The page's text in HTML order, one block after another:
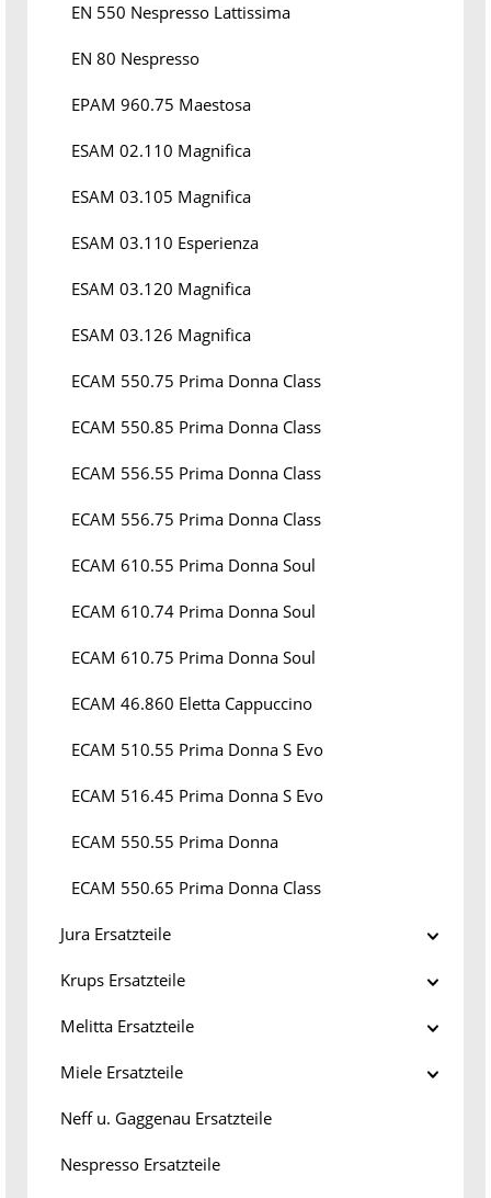
EN 550 Nespresso Lattissima
EN 80 Nespresso
EPAM 960.75 Maestosa
ESAM 02.110 Magnifica
ESAM 03.105 Magnifica
ESAM 03.110 Esperienza
ESAM 03.120 Magnifica
ESAM 03.126 Magnifica
ECAM 550.75 Prima Donna Class
ECAM 550.85 Prima Donna Class
ECAM 556.55 Prima Donna Class
ECAM 556.75 Prima Donna Class
ECAM 610.55 Prima Donna Soul
ECAM 610.74 Prima Donna Soul
ECAM 610.75 Prima Donna Soul
ECAM 46.860 Eletta Cappuccino
ECAM 510.55 Prima Donna S Evo
ECAM 516.45 Prima Donna S Evo
ECAM 550.55 Prima Donna
ECAM 550.65 Prima Donna Class
Jura Ersatzteile
Krups Ersatzteile
Melitta Ersatzteile
Miele Ersatzteile
Neff u. Gaggenau Ersatzteile
Nespresso Ersatzteile